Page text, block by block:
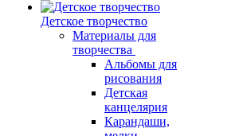
Детское творчество
Материалы для
творчества
Альбомы для
рисования
Детская
канцелярия
Карандаши,